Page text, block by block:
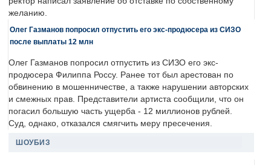
желанию.
Олег Газманов попросил отпустить его экс-продюсера из СИЗО
после выплаты 12 млн
Олег Газманов попросил отпустить из СИЗО его экс-
продюсера Филиппа Россу. Ранее тот был арестован по
обвинению в мошенничестве, а также нарушении авторских
и смежных прав. Представители артиста сообщили, что он
погасил большую часть ущерба - 12 миллионов рублей.
Суд, однако, отказался смягчить меру пресечения.
ШОУБИЗ